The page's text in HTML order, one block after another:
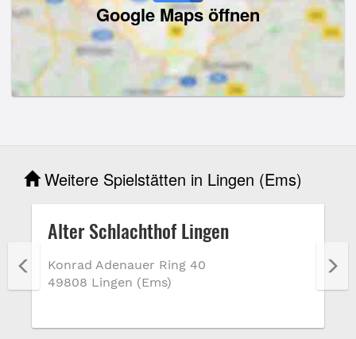
Google Maps öffnen
Weitere Spielstätten in Lingen (Ems)
Alter Schlachthof Lingen
Konrad Adenauer Ring 40
49808 Lingen (Ems)